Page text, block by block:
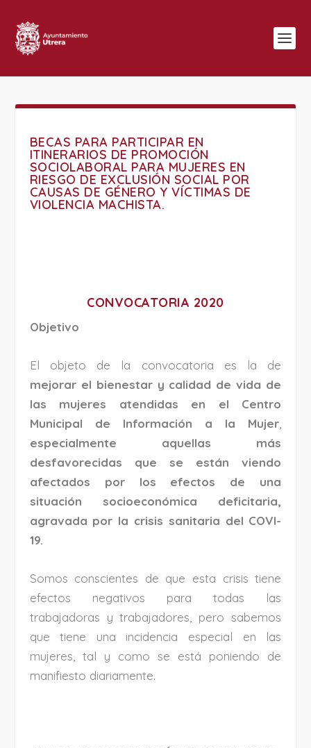
BECAS PARA PARTICIPAR EN
ITINERARIOS DE PROMOCIÓN
SOCIOLABORAL PARA MUJERES EN
RIESGO DE EXCLUSIÓN SOCIAL POR
CAUSAS DE GÉNERO Y VÍCTIMAS DE
VIOLENCIA MACHISTA.
CONVOCATORIA 2020
Objetivo
El objeto de la convocatoria es la de
mejorar el bienestar y calidad de vida de
las mujeres atendidas en el Centro
Municipal de Información a la Mujer
especialmente aquellas más
desfavorecidas que se están viendo
afectados por los efectos de una
situación socioeconómica deficitaria,
agravada por la crisis sanitaria del COVI-
19.
Somos conscientes de que esta crisis tiene
efectos negativos para todas las
trabajadoras y trabajadores, pero sabemos
que tiene una incidencia especial en las
mujeres, tal y como se está poniendo de
manifiesto diariamente.